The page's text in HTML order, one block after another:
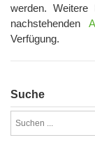
werden. Weitere
nachstehenden
Verfügung.
Suche